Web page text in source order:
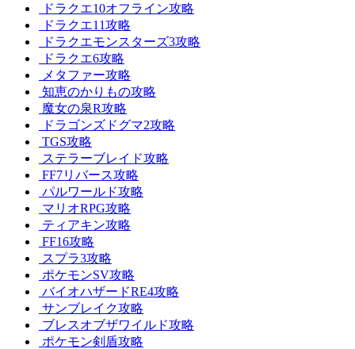
ドラクエ10オフライン攻略
ドラクエ11攻略
ドラクエモンスターズ3攻略
ドラクエ6攻略
メタファー攻略
知恵のかりもの攻略
魔女の泉R攻略
ドラゴンズドグマ2攻略
TGS攻略
ステラーブレイド攻略
FF7リバース攻略
パルワールド攻略
マリオRPG攻略
ティアキン攻略
FF16攻略
スプラ3攻略
ポケモンSV攻略
バイオハザードRE4攻略
サンブレイク攻略
ブレスオブザワイルド攻略
ポケモン剣盾攻略